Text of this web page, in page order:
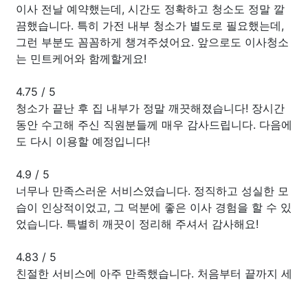
이사 전날 예약했는데, 시간도 정확하고 청소도 정말 깔
끔했습니다. 특히 가전 내부 청소가 별도로 필요했는데,
그런 부분도 꼼꼼하게 챙겨주셨어요. 앞으로도 이사청소
는 민트케어와 함께할게요!
4.75 / 5
청소가 끝난 후 집 내부가 정말 깨끗해졌습니다! 장시간
동안 수고해 주신 직원분들께 매우 감사드립니다. 다음에
도 다시 이용할 예정입니다!
4.9 / 5
너무나 만족스러운 서비스였습니다. 정직하고 성실한 모
습이 인상적이었고, 그 덕분에 좋은 이사 경험을 할 수 있
었습니다. 특별히 깨끗이 정리해 주셔서 감사해요!
4.83 / 5
친절한 서비스에 아주 만족했습니다. 처음부터 끝까지 세